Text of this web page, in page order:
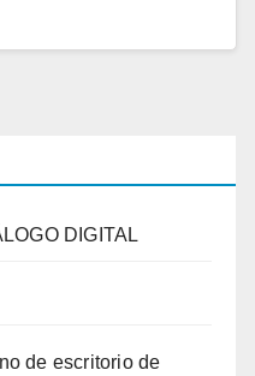
DIGITAL
de escritorio de